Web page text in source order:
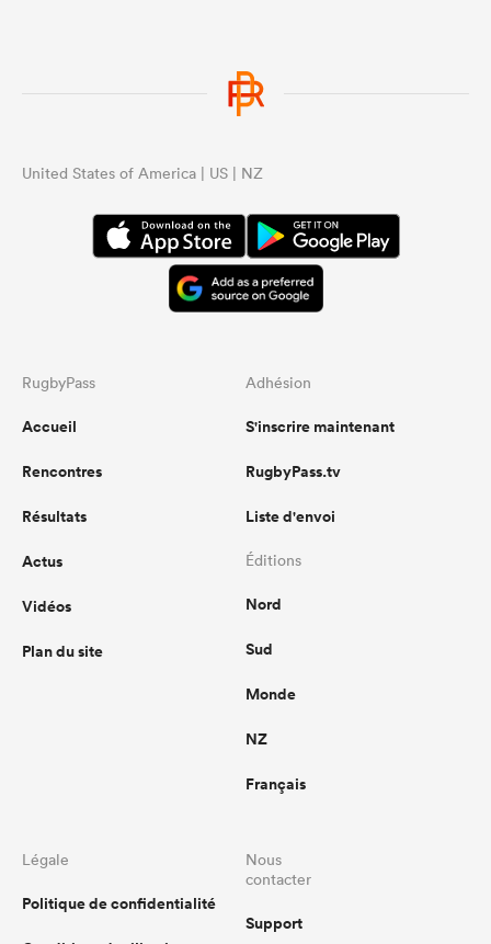
United States of America | US | NZ
RugbyPass
Accueil
Rencontres
Résultats
Actus
Vidéos
Plan du site
Adhésion
S'inscrire maintenant
RugbyPass.tv
Liste d'envoi
Éditions
Nord
Sud
Monde
NZ
Français
Légale
Politique de confidentialité
Nous
contacter
Support